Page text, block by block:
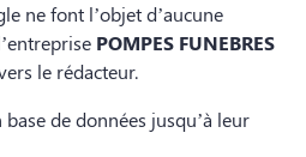
ne font l’objet d’aucune
POMPES FUNEBRES
le rédacteur.
de données jusqu’à leur